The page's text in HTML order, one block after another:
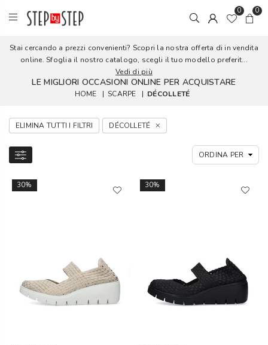
0 0
Stai cercando a prezzi convenienti? Scopri la nostra offerta di in vendita
online. Sfoglia il nostro catalogo, scegli il tuo modello preferit...
Vedi di più
LE MIGLIORI OCCASIONI ONLINE PER ACQUISTARE
HOME | SCARPE | DÉCOLLETÉ
ELIMINA TUTTI I FILTRI DÉCOLLETÉ
30% 30%